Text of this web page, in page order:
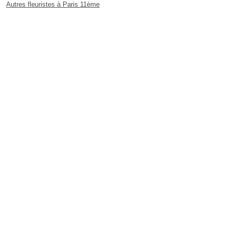
Autres fleuristes à Paris 11ème